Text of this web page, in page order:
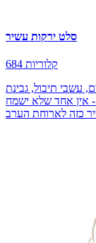
סלט ירקות עשיר
684 קלוריות
עשבי תיבול, גבינת
- אין אחד שלא ישמח